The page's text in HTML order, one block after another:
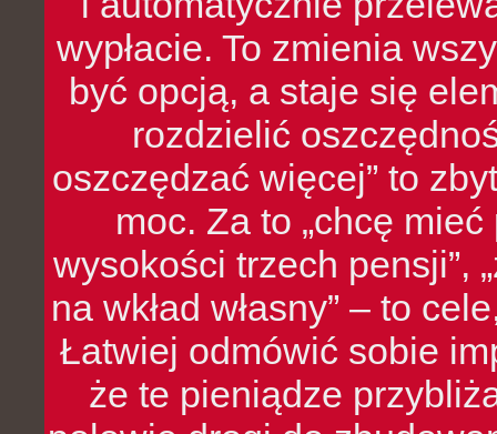
wypłacie. To zmienia
być opcją, a staje się
rozdzielić
oszczędzać więcej” to
moc. Za to „chcę
wysokości trzech pensji”,
na wkład własny” – to
Łatwiej odmówić sobie
że te pieniądze